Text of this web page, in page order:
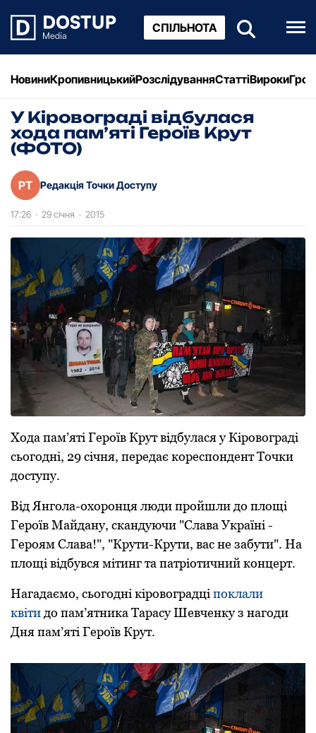
СПІЛЬНОТА
НовиниКропивницькийРозслідуванняСтаттіВироки
У Кіровограді відбулася
хода пам’яті Героїв Крут
(ФОТО)
РТ Редакція Точки Доступу
17:26 · 29 січня · 2015
Хода пам’яті Героїв Крут відбулася у Кіровограді
сьогодні, 29 січня, передає кореспондент Точки
доступу.
Від Янгола-охоронця люди пройшли до площі
Героїв Майдану, скандуючи "Слава Україні -
Героям Слава!", "Крути-Крути, вас не забути". На
площі відбувся мітинг та патріотичний концерт.
Нагадаємо, сьогодні кіровоградціпоклали
квітидо пам’ятника Тарасу Шевченку з нагоди
Дня пам’яті Героїв Крут.